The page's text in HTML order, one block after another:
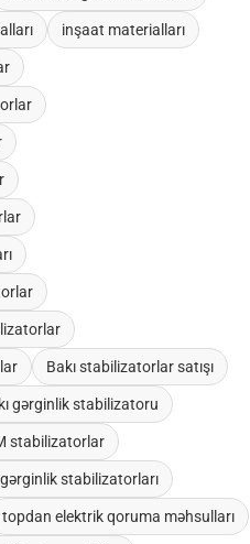
inşaat materialları
Bakı stabilizatorlar satışı
gərginlik stabilizatoru
stabilizatorlar
stabilizatorları
topdan elektrik qoruma məhsulları